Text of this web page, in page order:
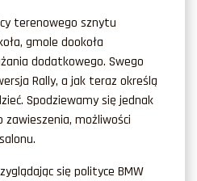
terenowego sznytu
gmole dookoła
dodatkowego. Swego
Rally, a jak teraz określą
Spodziewamy się jednak
możliwości
się polityce BMW